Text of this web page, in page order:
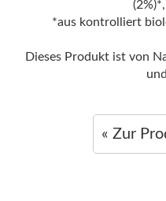
*aus kontrolliert
Dieses Produkt ist von
« Zur